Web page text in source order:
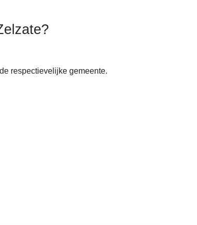
respectievelijke gemeente.